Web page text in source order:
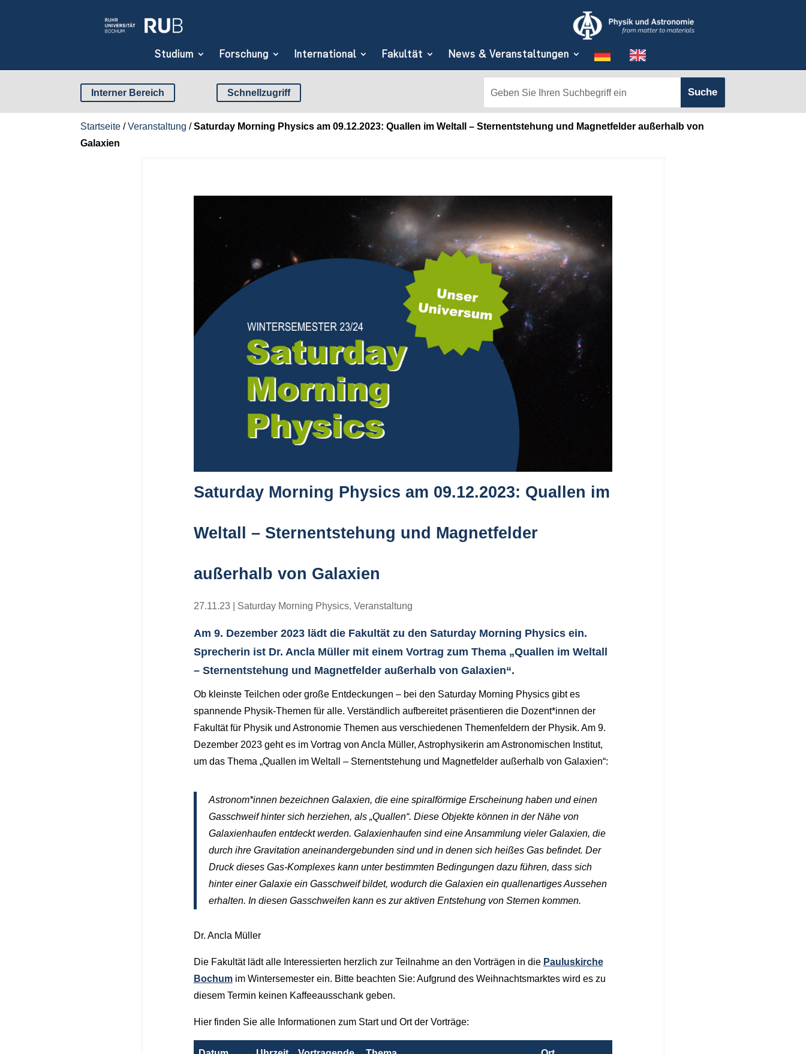
Studium Forschung International Fakultät News & Veranstaltungen
Interner Bereich Schnellzugriff
nach:
for...
Startseite /Veranstaltung /Saturday Morning Physics am 09.12.2023: Quallen im Weltall – Sternentstehung und Magnetfelder außerhalb von
Galaxien
Saturday Morning Physics am 09.12.2023: Quallen im
Weltall – Sternentstehung und Magnetfelder
außerhalb von Galaxien
27.11.23| Saturday Morning Physics, Veranstaltung
Am 9. Dezember 2023 lädt die Fakultät zu den Saturday Morning Physics ein.
Sprecherin ist Dr. Ancla Müller mit einem Vortrag zum Thema „Quallen im Weltall
– Sternentstehung und Magnetfelder außerhalb von Galaxien“.
Ob kleinste Teilchen oder große Entdeckungen – bei den Saturday Morning Physics gibt es
spannende Physik-Themen für alle. Verständlich aufbereitet präsentieren die Dozent*innen der
Fakultät für Physik und Astronomie Themen aus verschiedenen Themenfeldern der Physik. Am 9.
Dezember 2023 geht es im Vortrag von Ancla Müller, Astrophysikerin am Astronomischen Institut,
um das Thema „Quallen im Weltall – Sternentstehung und Magnetfelder außerhalb von Galaxien“:
Astronom*innen bezeichnen Galaxien, die eine spiralförmige Erscheinung haben und einen
Gasschweif hinter sich herziehen, als „Quallen“. Diese Objekte können in der Nähe von
Galaxienhaufen entdeckt werden. Galaxienhaufen sind eine Ansammlung vieler Galaxien, die
durch ihre Gravitation aneinandergebunden sind und in denen sich heißes Gas befindet. Der
Druck dieses Gas-Komplexes kann unter bestimmten Bedingungen dazu führen, dass sich
hinter einer Galaxie ein Gasschweif bildet, wodurch die Galaxien ein quallenartiges Aussehen
erhalten. In diesen Gasschweifen kann es zur aktiven Entstehung von Sternen kommen.
Dr. Ancla Müller
Die Fakultät lädt alle Interessierten herzlich zur Teilnahme an den Vorträgen in die Pauluskirche
Bochumim Wintersemester ein. Bitte beachten Sie: Aufgrund des Weihnachtsmarktes wird es zu
diesem Termin keinen Kaffeeausschank geben.
Hier finden Sie alle Informationen zum Start und Ort der Vorträge: